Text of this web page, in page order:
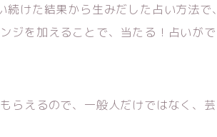
けた結果から生みだした占い方法で、
ジを加えることで、当たる！占いがで
らえるので、一般人だけではなく、芸